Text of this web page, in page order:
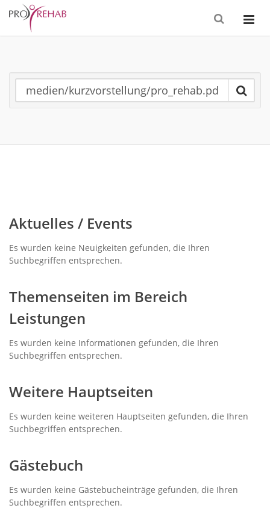
Aktuelles / Events
Es wurden keine Neuigkeiten gefunden, die Ihren
Suchbegriffen entsprechen.
Themenseiten im Bereich
Leistungen
Es wurden keine Informationen gefunden, die Ihren
Suchbegriffen entsprechen.
Weitere Hauptseiten
Es wurden keine weiteren Hauptseiten gefunden, die Ihren
Suchbegriffen entsprechen.
Gästebuch
Es wurden keine Gästebucheinträge gefunden, die Ihren
Suchbegriffen entsprechen.